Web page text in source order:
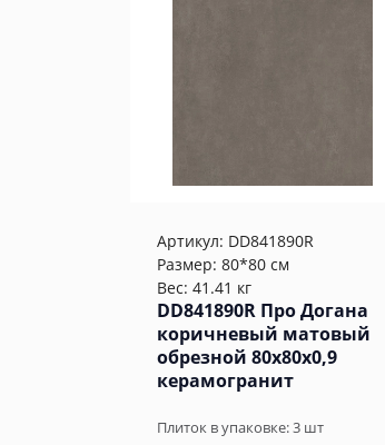
Артикул: DD841890R
Размер: 80*80 см
Вес: 41.41 кг
DD841890R Про Догана
коричневый матовый
обрезной 80x80x0,9
керамогранит
Плиток в упаковке:3 шт